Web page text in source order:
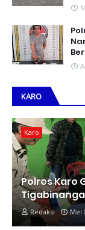
KARO
Karo
Polres Karo
Redaksi Mei